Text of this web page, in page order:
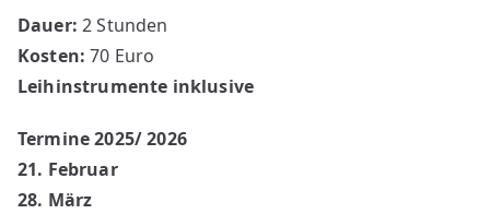
Dauer: 2 Stunden
Kosten: 70 Euro
Leihinstrumente inklusive
Termine 2025/ 2026
21. Februar
28. März